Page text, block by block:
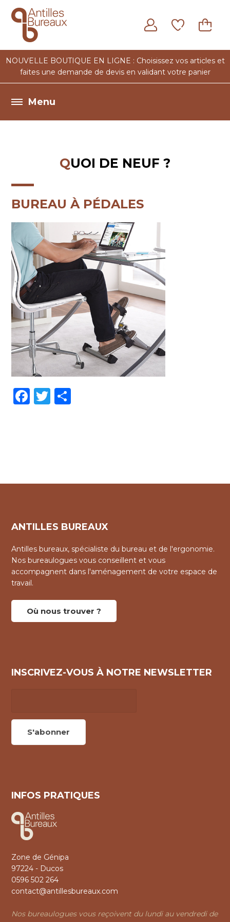
NOUVELLE BOUTIQUE EN LIGNE : Choisissez vos articles et
faites une demande de devis en validant votre panier
Notre
expertise
neuf ?
QUOI DE NEUF ?
BUREAU À PÉDALES
Facebook
Twitter
ANTILLES BUREAUX
Antilles bureaux, spécialiste du bureau et de l'ergonomie.
Nos bureaulogues vous conseillent et vous
accompagnent dans l'aménagement de votre espace de
travail.
Où nous trouver ?
INSCRIVEZ-VOUS À NOTRE NEWSLETTER
INFOS PRATIQUES
Zone de Génipa
97224 - Ducos
0596 502 264
contact@antillesbureaux.com
Nos bureaulogues vous reçoivent du lundi au vendredi de